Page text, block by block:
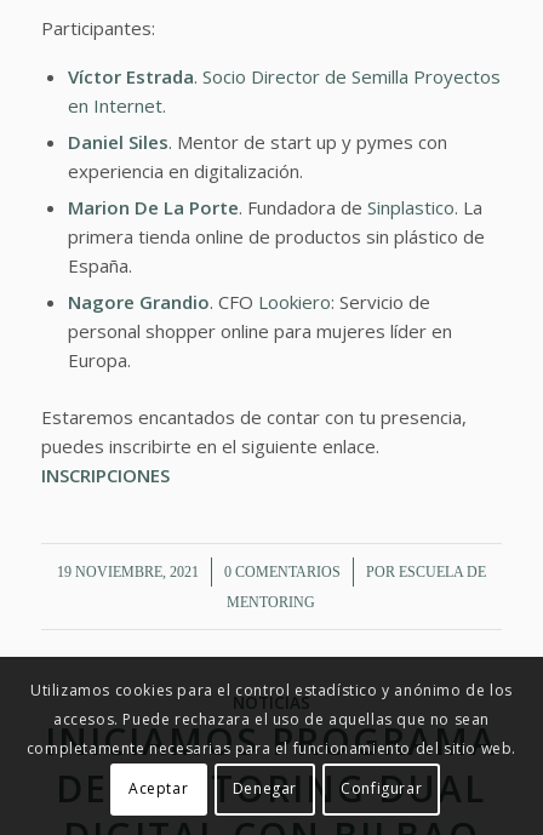
Participantes:
Víctor Estrada. Socio Director de Semilla Proyectos
en Internet.
Daniel Siles. Mentor de start up y pymes con
experiencia en digitalización.
Marion De La Porte. Fundadora de Sinplastico. La
primera tienda online de productos sin plástico de
España.
Nagore Grandio. CFO Lookiero: Servicio de
personal shopper online para mujeres líder en
Europa.
Estaremos encantados de contar con tu presencia,
puedes inscribirte en el siguiente enlace.
INSCRIPCIONES
19 NOVIEMBRE, 2021
/ 0 COMENTARIOS
/ POR ESCUELA DE
MENTORING
NOTICIAS
INICIAMOS PROGRAMA
DE MENTORING DUAL
Utilizamos cookies para el control estadístico y anónimo de los
accesos. Puede rechazara el uso de aquellas que no sean
completamente necesarias para el funcionamiento del sitio web.
Aceptar
Denegar Configurar